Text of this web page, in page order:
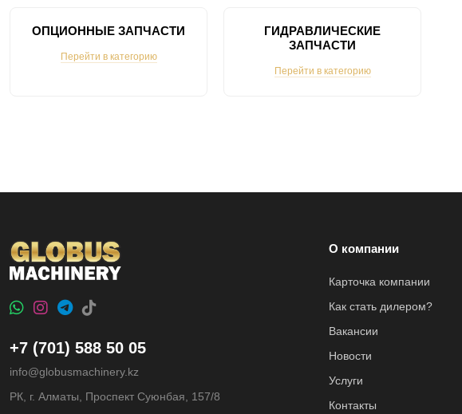
ОПЦИОННЫЕ ЗАПЧАСТИ
Перейти в категорию
ГИДРАВЛИЧЕСКИЕ
ЗАПЧАСТИ
Перейти в категорию
+7 (701) 588 50 05
info@globusmachinery.kz
РК, г. Алматы, Проспект Суюнбая, 157/8
О компании
Карточка компании
Как стать дилером?
Вакансии
Новости
Услуги
Контакты